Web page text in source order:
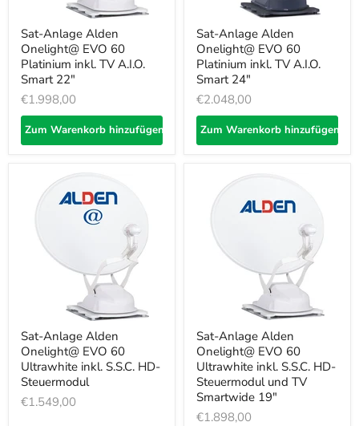
Sat-Anlage Alden
Onelight@ EVO 60
Platinium inkl. TV A.I.O.
Smart 22"
€1.998,00
Zum Warenkorb hinzufügen
Sat-Anlage Alden
Onelight@ EVO 60
Platinium inkl. TV A.I.O.
Smart 24"
€2.048,00
Zum Warenkorb hinzufügen
Sat-Anlage Alden
Onelight@ EVO 60
Ultrawhite inkl. S.S.C. HD-
Steuermodul
€1.549,00
Sat-Anlage Alden
Onelight@ EVO 60
Ultrawhite inkl. S.S.C. HD-
Steuermodul und TV
Smartwide 19"
€1.898,00